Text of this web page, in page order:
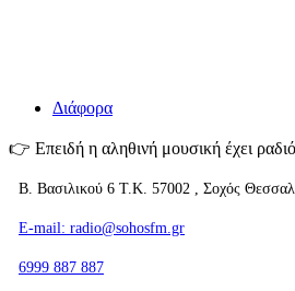
Διάφορα
👉 Επειδή η αληθινή μουσική έχει
Β. Βασιλικού 6 Τ.Κ. 57002 , Σοχός
E-mail: radio@sohosfm.gr
6999 887 887